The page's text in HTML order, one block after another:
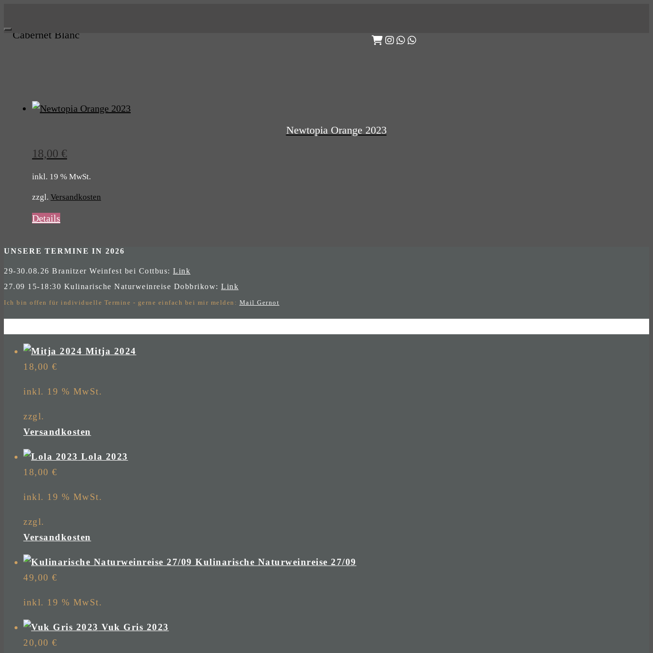
to
content
Cabernet Blanc
Newtopia Orange 2023
18,00 €
inkl. 19 % MwSt.
zzgl. Versandkosten
Details
UNSERE TERMINE IN 2026
29-30.08.26 Branitzer Weinfest bei Cottbus: Link
27.09 15-18:30 Kulinarische Naturweinreise Dobbrikow: Link
Ich bin offen für individuelle Termine - gerne einfach bei mir melden: Mail Gernot
Mitja 2024
18,00 €
inkl. 19 % MwSt.
zzgl.
Versandkosten
Lola 2023
18,00 €
inkl. 19 % MwSt.
zzgl.
Versandkosten
Kulinarische Naturweinreise 27/09
49,00 €
inkl. 19 % MwSt.
Vuk Gris 2023
20,00 €